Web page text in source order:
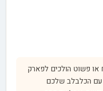
או פשוט הולכים לפארק
עם הכלבלב שלכם